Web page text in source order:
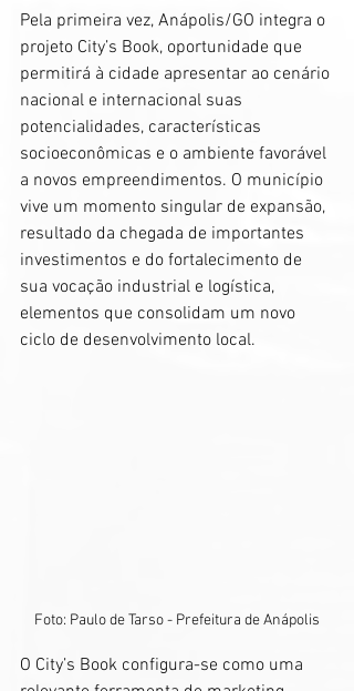
Pela primeira vez, Anápolis/GO integra o
projeto City’s Book, oportunidade que
permitirá à cidade apresentar ao cenário
nacional e internacional suas
potencialidades, características
socioeconômicas e o ambiente favorável
a novos empreendimentos. O município
vive um momento singular de expansão,
resultado da chegada de importantes
investimentos e do fortalecimento de
sua vocação industrial e logística,
elementos que consolidam um novo
ciclo de desenvolvimento local.
Foto: Paulo de Tarso - Prefeitura de Anápolis
O City’s Book configura-se como uma